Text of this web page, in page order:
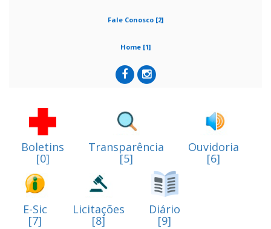
Fale Conosco [2]
Home [1]
Boletins
[0]
Transparência
[5]
Ouvidoria
[6]
E-Sic
[7]
Licitações
[8]
Diário
[9]